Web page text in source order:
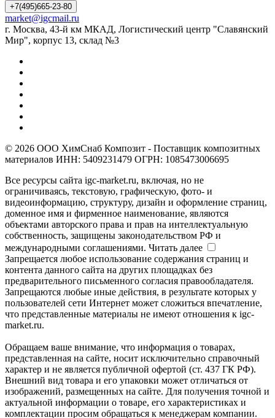
+7(495)665-23-80
market@igcmail.ru
г. Москва, 43-й км МКАД, Логистический центр "Славянский
Мир", корпус 13, склад №3
© 2026 ООО ХимСнаб Композит - Поставщик композитных
материалов ИНН: 5409231479 ОГРН: 1085473006695
Все ресурсы сайта igc-market.ru, включая, но не
ограничиваясь, текстовую, графическую, фото- и
видеоинформацию, структуру, дизайн и оформление страниц,
доменное имя и фирменное наименование, являются
объектами авторского права и прав на интеллектуальную
собственность, защищены законодательством РФ и
международными соглашениями. Читать далее
Запрещается любое использование содержания страниц и
контента данного сайта на других площадках без
предварительного письменного согласия правообладателя.
Запрещаются любые иные действия, в результате которых у
пользователей сети Интернет может сложиться впечатление,
что представленные материалы не имеют отношения к igc-
market.ru.
Обращаем ваше внимание, что информация о товарах,
представленная на сайте, носит исключительно справочный
характер и не является публичной офертой (ст. 437 ГК РФ).
Внешний вид товара и его упаковки может отличаться от
изображений, размещенных на сайте. Для получения точной и
актуальной информации о товаре, его характеристиках и
комплектации просим обращаться к менеджерам компании.